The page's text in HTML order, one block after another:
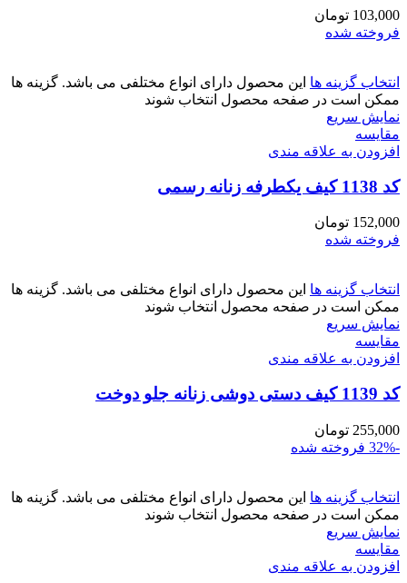
103,000 تومان
فروخته شده
انتخاب گزینه ها این محصول دارای انواع مختلفی می باشد. گزینه ها
ممکن است در صفحه محصول انتخاب شوند
نمایش سریع
مقايسه
افزودن به علاقه مندی
کد 1138 کیف یکطرفه زنانه رسمی
152,000 تومان
فروخته شده
انتخاب گزینه ها این محصول دارای انواع مختلفی می باشد. گزینه ها
ممکن است در صفحه محصول انتخاب شوند
نمایش سریع
مقايسه
افزودن به علاقه مندی
کد 1139 کیف دستی دوشی زنانه جلو دوخت
255,000 تومان
-32%
فروخته شده
انتخاب گزینه ها این محصول دارای انواع مختلفی می باشد. گزینه ها
ممکن است در صفحه محصول انتخاب شوند
نمایش سریع
مقايسه
افزودن به علاقه مندی